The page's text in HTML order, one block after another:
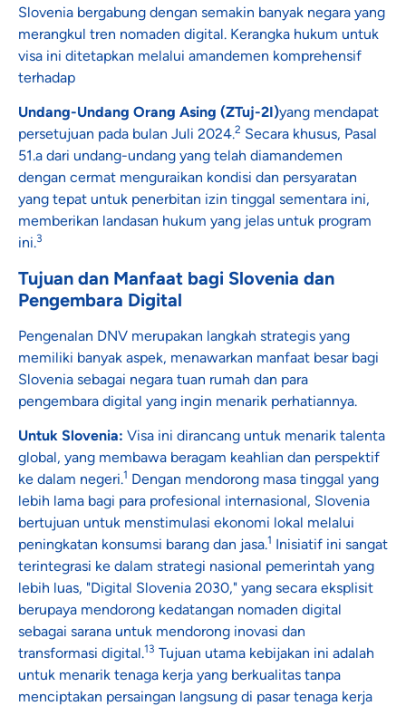
Slovenia bergabung dengan semakin banyak negara yang
merangkul tren nomaden digital. Kerangka hukum untuk
visa ini ditetapkan melalui amandemen komprehensif
terhadap
Undang-Undang Orang Asing (ZTuj-2I)yang mendapat
persetujuan pada bulan Juli 2024.2 Secara khusus, Pasal
51.a dari undang-undang yang telah diamandemen
dengan cermat menguraikan kondisi dan persyaratan
yang tepat untuk penerbitan izin tinggal sementara ini,
memberikan landasan hukum yang jelas untuk program
ini.3
Tujuan dan Manfaat bagi Slovenia dan
Pengembara Digital
Pengenalan DNV merupakan langkah strategis yang
memiliki banyak aspek, menawarkan manfaat besar bagi
Slovenia sebagai negara tuan rumah dan para
pengembara digital yang ingin menarik perhatiannya.
Untuk Slovenia: Visa ini dirancang untuk menarik talenta
global, yang membawa beragam keahlian dan perspektif
ke dalam negeri.1 Dengan mendorong masa tinggal yang
lebih lama bagi para profesional internasional, Slovenia
bertujuan untuk menstimulasi ekonomi lokal melalui
peningkatan konsumsi barang dan jasa.1 Inisiatif ini sangat
terintegrasi ke dalam strategi nasional pemerintah yang
lebih luas, "Digital Slovenia 2030," yang secara eksplisit
berupaya mendorong kedatangan nomaden digital
sebagai sarana untuk mendorong inovasi dan
transformasi digital.13 Tujuan utama kebijakan ini adalah
untuk menarik tenaga kerja yang berkualitas tanpa
menciptakan persaingan langsung di pasar tenaga kerja